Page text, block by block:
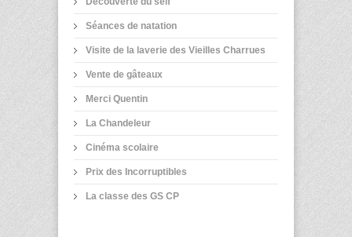
Séances de natation
Visite de la laverie des Vieilles Charrues
Vente de gâteaux
Merci Quentin
La Chandeleur
Cinéma scolaire
Prix des Incorruptibles
La classe des GS CP